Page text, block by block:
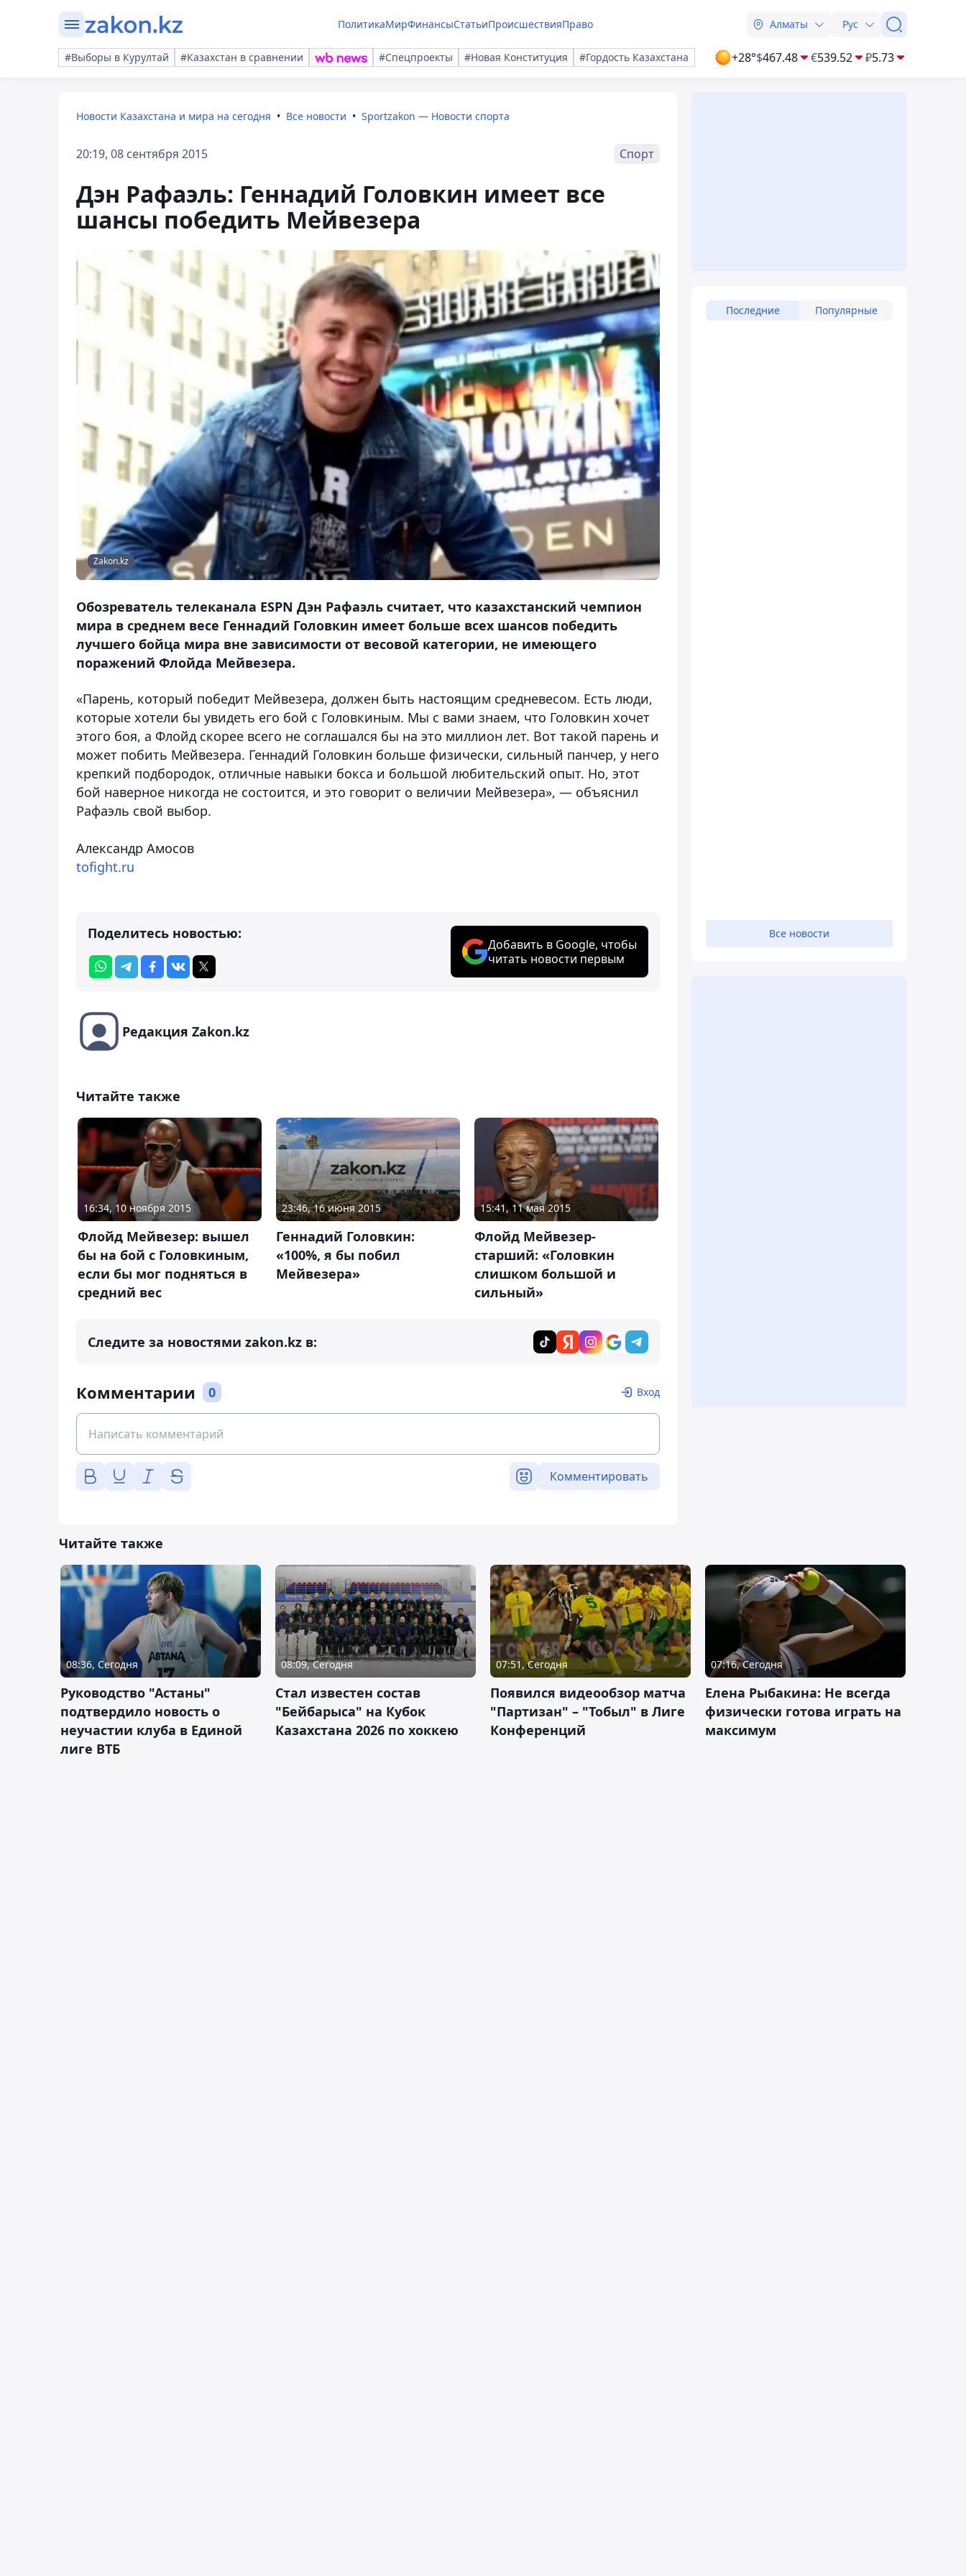
ПолитикаМирФинансыСтатьиПроисшествияПраво Алматы Рус
#Выборы в Курултай #Казахстан в сравнении #Спецпроекты #Новая Конституция #Гордость Казахстана +28°$467.48 €539.52 ₽5.73
Новости Казахстана и мира на сегодня Все новости Sportzakon — Новости спорта
20:19, 08 сентября 2015 Спорт
Дэн Рафаэль: Геннадий Головкин имеет все
шансы победить Мейвезера
Zakon.kz
Обозреватель телеканала ESPN Дэн Рафаэль считает, что казахстанский чемпион
мира в среднем весе Геннадий Головкин имеет больше всех шансов победить
лучшего бойца мира вне зависимости от весовой категории, не имеющего
поражений Флойда Мейвезера.
«Парень, который победит Мейвезера, должен быть настоящим средневесом. Есть люди,
которые хотели бы увидеть его бой с Головкиным. Мы с вами знаем, что Головкин хочет
этого боя, а Флойд скорее всего не соглашался бы на это миллион лет. Вот такой парень и
может побить Мейвезера. Геннадий Головкин больше физически, сильный панчер, у него
крепкий подбородок, отличные навыки бокса и большой любительский опыт. Но, этот
бой наверное никогда не состоится, и это говорит о величии Мейвезера», — объяснил
Рафаэль свой выбор.
Александр Амосов
tofight.ru
Поделитесь новостью:
Добавить в Google, чтобы
читать новости первым
Редакция Zakon.kz
Читайте также
16:34, 10 ноября 2015
Флойд Мейвезер: вышел
бы на бой с Головкиным,
если бы мог подняться в
средний вес
23:46, 16 июня 2015
Геннадий Головкин:
«100%, я бы побил
Мейвезера»
15:41, 11 мая 2015
Флойд Мейвезер-
старший: «Головкин
слишком большой и
сильный»
Следите за новостями zakon.kz в:
Комментарии 0 Вход
Комментировать
Последние Популярные
Все новости
Читайте также
08:36, Сегодня
Руководство "Астаны"
подтвердило новость о
неучастии клуба в Единой
лиге ВТБ
08:09, Сегодня
Стал известен состав
"Бейбарыса" на Кубок
Казахстана 2026 по хоккею
07:51, Сегодня
Появился видеообзор матча
"Партизан" – "Тобыл" в Лиге
Конференций
07:16, Сегодня
Елена Рыбакина: Не всегда
физически готова играть на
максимум